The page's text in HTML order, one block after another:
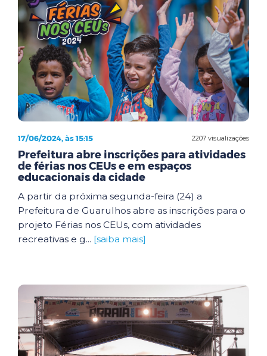
2207 visualizações
17/06/2024, às 15:15
Prefeitura abre inscrições para atividades
de férias nos CEUs e em espaços
educacionais da cidade
A partir da próxima segunda-feira (24) a
Prefeitura de Guarulhos abre as inscrições para o
projeto Férias nos CEUs, com atividades
recreativas e g... [saiba mais]